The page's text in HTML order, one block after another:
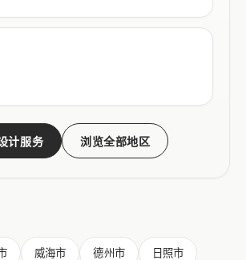
计服务 浏览全部地区
威海市 德州市 日照市